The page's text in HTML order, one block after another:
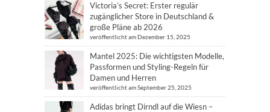
Victoria’s Secret: Erster regulär
zugänglicher Store in Deutschland &
große Pläne ab 2026
veröffentlicht am Dezember 15, 2025
Mantel 2025: Die wichtigsten Modelle,
Passformen und Styling-Regeln für
Damen und Herren
veröffentlicht am September 25, 2025
Adidas bringt Dirndl auf die Wiesn –